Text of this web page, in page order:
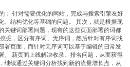
： 针对需要优化的网站，完成与搜索引擎友好
、结构优化等基础的问题。 其次，就是根据现
关键词部署问题，现有的这些页面部署的词都
掘，区分有序词、无序词，然后针对有序词找
署页面，而针对无序词可以基于编辑的日常发
。 新页面上线解决收录、排名问题，从而获得
继续通过关键词分析找到新的流量增长点，从